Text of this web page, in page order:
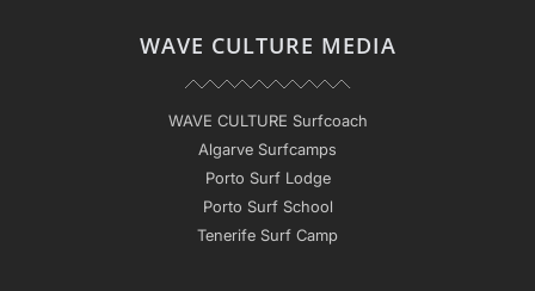
WAVE CULTURE MEDIA
WAVE CULTURE Surfcoach
Algarve Surfcamps
Porto Surf Lodge
Porto Surf School
Tenerife Surf Camp